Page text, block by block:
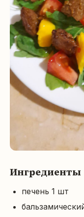
Ингредиенты
печень 1 шт